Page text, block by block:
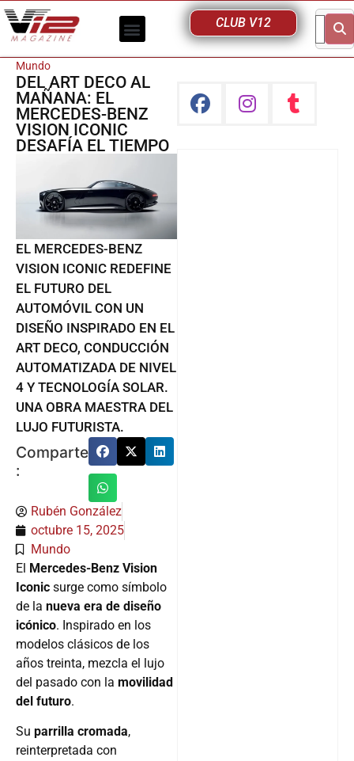
CLUB V12
Mundo
DEL ART DECO AL
MAÑANA: EL
MERCEDES-BENZ
VISION ICONIC
DESAFÍA EL TIEMPO
EL MERCEDES-BENZ
VISION ICONIC REDEFINE
EL FUTURO DEL
AUTOMÓVIL CON UN
DISEÑO INSPIRADO EN EL
ART DECO, CONDUCCIÓN
AUTOMATIZADA DE NIVEL
4 Y TECNOLOGÍA SOLAR.
UNA OBRA MAESTRA DEL
LUJO FUTURISTA.
Comparte
:
Rubén González
octubre 15, 2025
Mundo
El Mercedes-Benz Vision
Iconic surge como símbolo
de la nueva era de diseño
icónico. Inspirado en los
modelos clásicos de los
años treinta, mezcla el lujo
del pasado con la movilidad
del futuro.
Su parrilla cromada,
reinterpretada con